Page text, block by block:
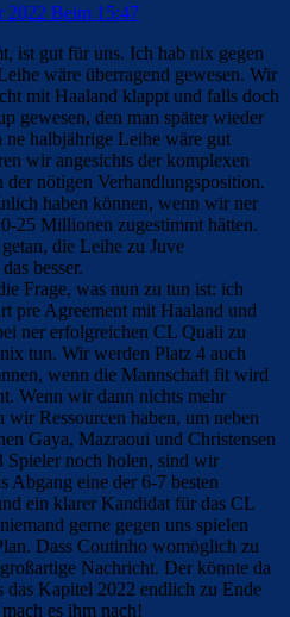
2022 Beim 15:47
ist gut für uns. Ich hab nix gegen
wäre überragend gewesen. Wir
mit Haaland klappt und falls doch
gewesen, den man später wieder
halbjährige Leihe wäre gut
wir angesichts der komplexen
nötigen Verhandlungsposition.
haben können, wenn wir ner
25 Millionen zugestimmt hätten.
die Leihe zu Juve
besser.
Frage, was nun zu tun ist: ich
pre Agreement mit Haaland und
ner erfolgreichen CL Quali zu
tun. Wir werden Platz 4 auch
wenn die Mannschaft fit wird
Wenn wir dann nichts mehr
wir Ressourcen haben, um neben
Gaya, Mazraoui und Christensen
Spieler noch holen, sind wir
Abgang eine der 6-7 besten
ein klarer Kandidat für das CL
gerne gegen uns spielen
Dass Coutinho womöglich zu
Nachricht. Der könnte da
das Kapitel 2022 endlich zu Ende
es ihm nach!